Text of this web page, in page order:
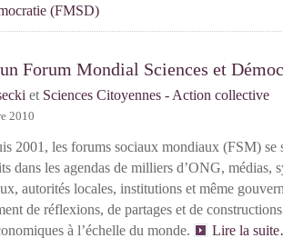
(FMSD)
Forum Mondial Sciences et
et Sciences Citoyennes - Action collective
2010
2001, les forums sociaux mondiaux (FSM) se
dans les agendas de milliers d’ONG, médias,
autorités locales, institutions et même
de réflexions, de partages et de
à l’échelle du monde.
Lire la